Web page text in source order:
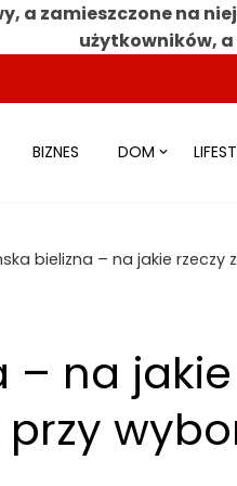
a zamieszczone na
użytkowników, a
BIZNES DOM
bielizna – na jakie
– na